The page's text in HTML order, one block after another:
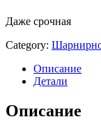
Даже срочная
Category:
Описание
Детали
Описание